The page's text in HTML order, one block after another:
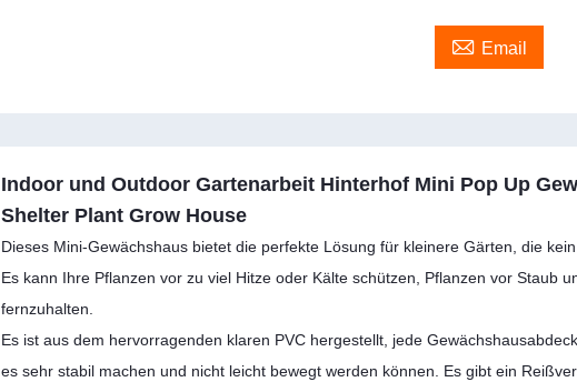
 Email
Indoor und Outdoor Gartenarbeit Hinterhof Mini Pop Up
Shelter Plant Grow House
Dieses Mini-Gewächshaus bietet die perfekte Lösung für kleinere Gärten, die
Es kann Ihre Pflanzen vor zu viel Hitze oder Kälte schützen, Pflanzen vor Staub
fernzuhalten.
Es ist aus dem hervorragenden klaren PVC hergestellt, jede
es sehr stabil machen und nicht leicht bewegt werden können. Es gibt ein